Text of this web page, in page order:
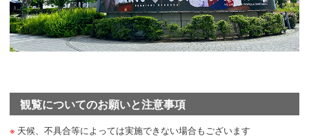
観覧についてのお願いと注意事項
天候、不具合等によっては実施できない場合もございます